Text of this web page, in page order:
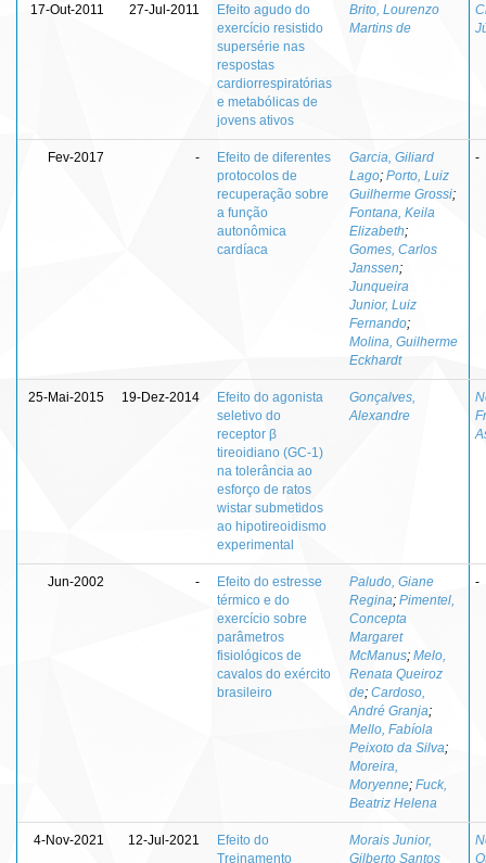
17-Out-2011 27-Jul-2011
Efeito agudo do
exercício resistido
supersérie nas
respostas
cardiorrespiratórias
e metabólicas de
jovens ativos
Brito, Lourenzo
Martins de
Fev-2017 -
Efeito de diferentes
protocolos de
recuperação sobre
a função
autonômica
cardíaca
Garcia, Giliard
Lago; Porto, Luiz
Guilherme Grossi;
Fontana, Keila
Elizabeth;
Gomes, Carlos
Janssen;
Junqueira
Junior, Luiz
Fernando;
Molina, Guilherme
Eckhardt
-
25-Mai-2015 19-Dez-2014
Efeito do agonista
seletivo do
receptor β
tireoidiano (GC-1)
na tolerância ao
esforço de ratos
wistar submetidos
ao hipotireoidismo
experimental
Gonçalves,
Alexandre
Jun-2002 -
Efeito do estresse
térmico e do
exercício sobre
parâmetros
fisiológicos de
cavalos do exército
brasileiro
Paludo, Giane
Regina; Pimentel,
Concepta
Margaret
McManus; Melo,
Renata Queiroz
de; Cardoso,
André Granja;
Mello, Fabíola
Peixoto da Silva;
Moreira,
Moryenne; Fuck,
Beatriz Helena
-
4-Nov-2021 12-Jul-2021
Efeito do
Treinamento
Morais Junior,
Gilberto Santos